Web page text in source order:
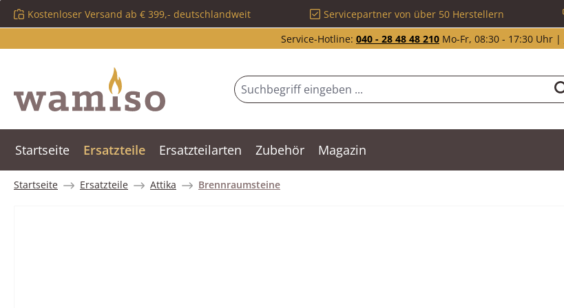
Hauptinhalt springen
Zur Suche springen
Zur Hauptnavigation springen
Kostenloser Versand ab € 399,- deutschlandweit Servicepartner von über 50 Herstellern
Service-Hotline: 040 - 28 48 48 210 Mo-Fr, 08:30 - 17:30 Uhr |
Startseite Ersatzteile Ersatzteilarten Zubehör Magazin
Startseite Ersatzteile Attika Brennraumsteine